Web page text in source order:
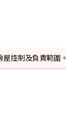
控制及負責範圍。